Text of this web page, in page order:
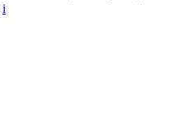
i